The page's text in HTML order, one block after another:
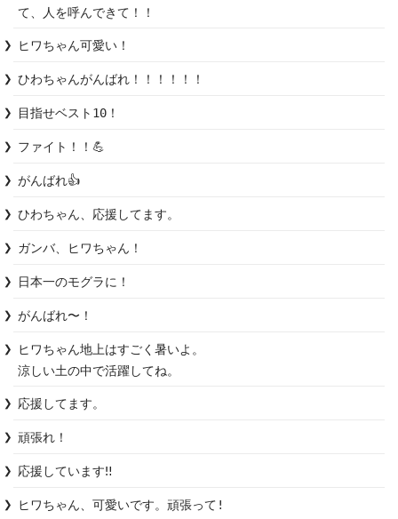
て、人を呼んできて！！
ヒワちゃん可愛い！
ひわちゃんがんばれ！！！！！！
目指せベスト10！
ファイト！！💪
がんばれ👍
ひわちゃん、応援してます。
ガンバ、ヒワちゃん！
日本一のモグラに！
がんばれ〜！
ヒワちゃん地上はすごく暑いよ。
涼しい土の中で活躍してね。
応援してます。
頑張れ！
応援しています‼️
ヒワちゃん、可愛いです。頑張って!